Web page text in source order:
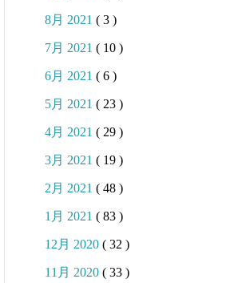
8月 2021 ( 3 )
7月 2021 ( 10 )
6月 2021 ( 6 )
5月 2021 ( 23 )
4月 2021 ( 29 )
3月 2021 ( 19 )
2月 2021 ( 48 )
1月 2021 ( 83 )
12月 2020 ( 32 )
11月 2020 ( 33 )